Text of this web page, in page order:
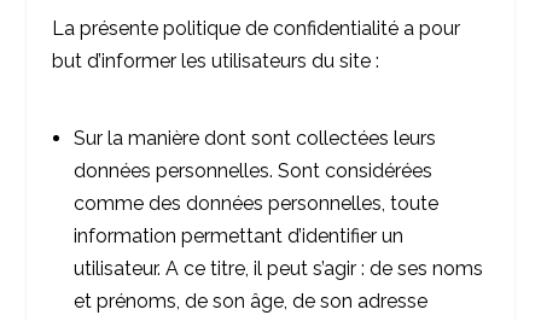
La présente politique de confidentialité a pour
but d’informer les utilisateurs du site :
Sur la manière dont sont collectées leurs
données personnelles. Sont considérées
comme des données personnelles, toute
information permettant d’identifier un
utilisateur. A ce titre, il peut s’agir : de ses noms
et prénoms, de son âge, de son adresse